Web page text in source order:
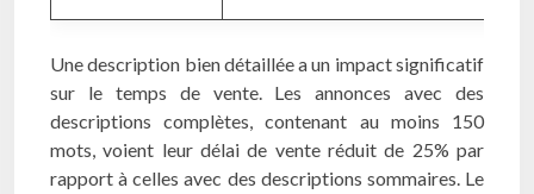
Une description bien détaillée a un impact significatif
sur le temps de vente. Les annonces avec des
descriptions complètes, contenant au moins 150
mots, voient leur délai de vente réduit de 25% par
rapport à celles avec des descriptions sommaires. Le